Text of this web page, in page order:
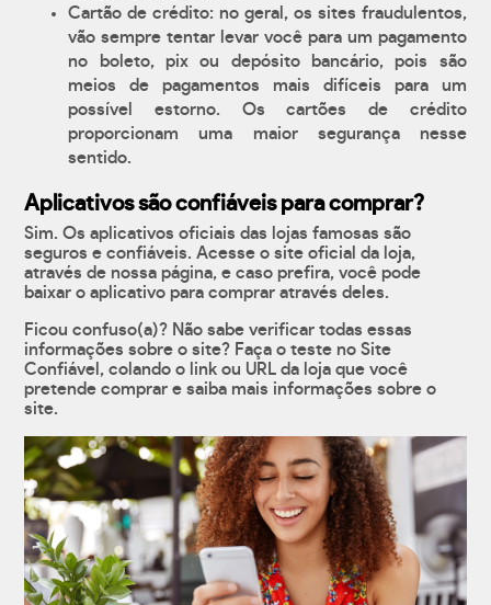
Cartão de crédito: no geral, os sites fraudulentos,
vão sempre tentar levar você para um pagamento
no boleto, pix ou depósito bancário, pois são
meios de pagamentos mais difíceis para um
possível estorno. Os cartões de crédito
proporcionam uma maior segurança nesse
sentido.
Aplicativos são confiáveis para comprar?
Sim. Os aplicativos oficiais das lojas famosas são
seguros e confiáveis. Acesse o site oficial da loja,
através de nossa página, e caso prefira, você pode
baixar o aplicativo para comprar através deles.
Ficou confuso(a)? Não sabe verificar todas essas
informações sobre o site? Faça o teste no Site
Confiável, colando o link ou URL da loja que você
pretende comprar e saiba mais informações sobre o
site.